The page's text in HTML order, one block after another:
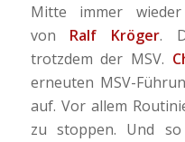
Mitte immer
von Ralf Kröger.
trotzdem der MSV.
erneuten MSV-
auf. Vor allem
zu stoppen. Und